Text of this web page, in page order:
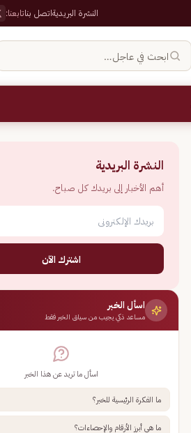
النشرة البريديةاتصل بناتابعنا:
ابحث في عاجل…
النشرة البريدية
أهم الأخبار إلى بريدك كل صباح.
اشترك الآن
اسأل الخبر
مساعد ذكي يجيب من سياق الخبر فقط
اسأل ما تريد عن هذا الخبر
ما الفكرة الرئيسية للخبر؟
ما هي أبرز الأرقام والإحصاءات؟